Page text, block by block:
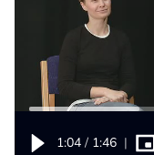
1:04 / 1:46 |